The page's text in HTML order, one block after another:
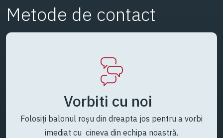
Metode de contact
Vorbiti cu noi
Folosiți balonul roșu din dreapta jos pentru a vorbi
imediat cu cineva din echipa noastră.